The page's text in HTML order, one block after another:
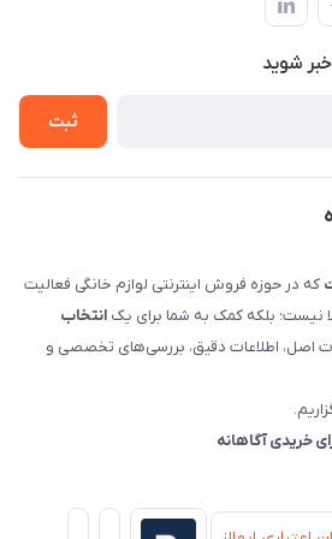
شوید
ثبت
که در حوزه فروش اینترنتی لوازم خانگی فعالیت
نیست؛ بلکه کمک به شما برای یک انتخاب
اصل، اطلاعات دقیق، بررسی‌های تخصصی و
خریدی آگاهانه